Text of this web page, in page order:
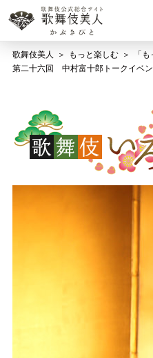
歌舞伎美人 もっと楽しむ 「
第二十六回 中村富十郎トークイベ